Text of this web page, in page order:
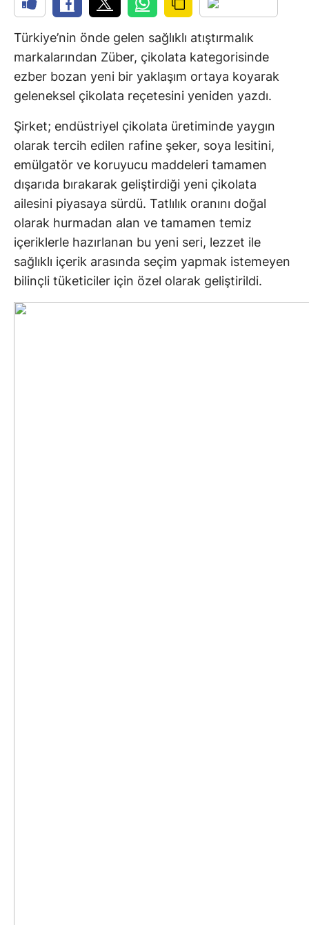
Türkiye’nin önde gelen sağlıklı atıştırmalık
markalarından Züber, çikolata kategorisinde
ezber bozan yeni bir yaklaşım ortaya koyarak
geleneksel çikolata reçetesini yeniden yazdı.
Şirket; endüstriyel çikolata üretiminde yaygın
olarak tercih edilen rafine şeker, soya lesitini,
emülgatör ve koruyucu maddeleri tamamen
dışarıda bırakarak geliştirdiği yeni çikolata
ailesini piyasaya sürdü. Tatlılık oranını doğal
olarak hurmadan alan ve tamamen temiz
içeriklerle hazırlanan bu yeni seri, lezzet ile
sağlıklı içerik arasında seçim yapmak istemeyen
bilinçli tüketiciler için özel olarak geliştirildi.